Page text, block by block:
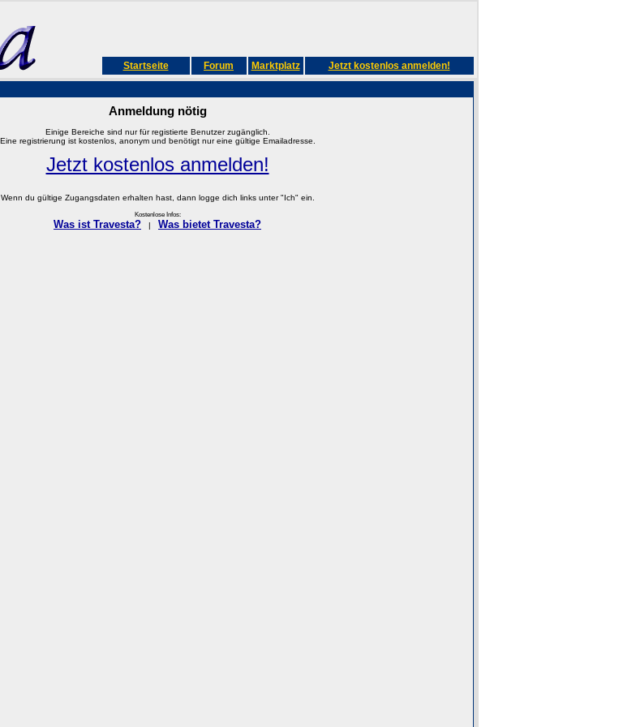
Startseite Forum Marktplatz Jetzt kostenlos anmelden!
Anmeldung nötig
Einige Bereiche sind nur für registierte Benutzer zugänglich.
Eine registrierung ist kostenlos, anonym und benötigt nur eine gültige Emailadresse.
Jetzt kostenlos anmelden!
Wenn du gültige Zugangsdaten erhalten hast, dann logge dich links unter "Ich" ein.
Kostenlose Infos:
Was ist Travesta? Was bietet Travesta?